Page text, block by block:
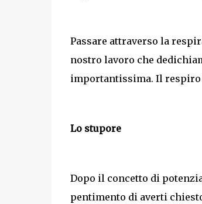
Passare attraverso la
nostro lavoro che
importantissima. Il respiro
Lo stupore
Dopo il concetto di
pentimento di averti